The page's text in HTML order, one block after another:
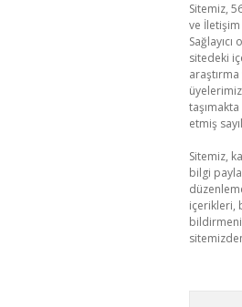
Sitemiz,
ve İletişim
sitedeki
etmiş
Sitemiz,
bilgi
içerikleri,